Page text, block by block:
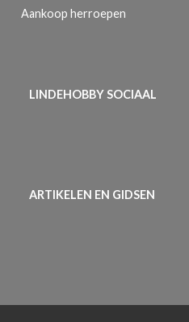
Aankoop herroepen
LINDEHOBBY SOCIAAL
ARTIKELEN EN GIDSEN